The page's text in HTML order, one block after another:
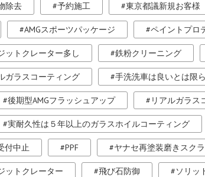
除去 予約施工 東京都議新規お客様
AMGスポーツパッケージ ペイントプロ
ットクレーター多し 鉄粉クリーニング
ガラスコーティング 手洗洗車は良いとは限
後期型AMGフラッシュアップ リアルガラス
実耐久性は５年以上のガラスホイルコーティング
付中止 PPF ヤナセ再塗装磨きスク
ットクレーター 飛び石防御 ソリッ